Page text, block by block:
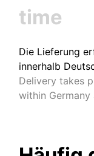
time
Die Lieferung
innerhalb
Delivery takes
within